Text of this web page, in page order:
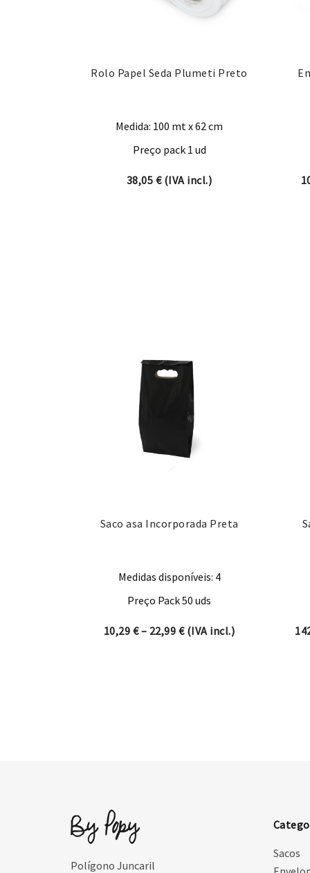
Rolo Papel Seda Plumeti Preto
Medida: 100 mt x 62 cm
Preço pack 1 ud
38,05 €(IVA incl.)
Saco asa Incorporada Preta
Medidas disponíveis: 4
Preço Pack 50 uds
10,29 €– 22,99 €Price range: 10,29 €
(IVA incl.)
Polígono Juncaril
Sacos